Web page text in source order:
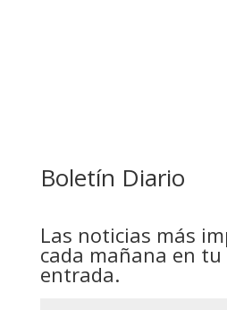
Boletín Diario
Las noticias más
cada mañana en tu
entrada.